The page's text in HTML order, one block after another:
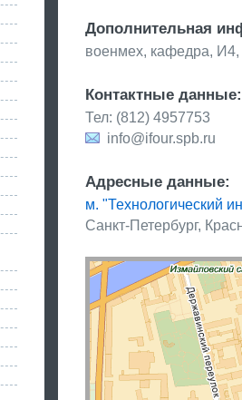
Дополнительная
военмех, кафедра,
Контактные данные:
Тел: (812) 4957753
info@ifour.spb.ru
Адресные данные:
м. "Технологический
Санкт-Петербург,